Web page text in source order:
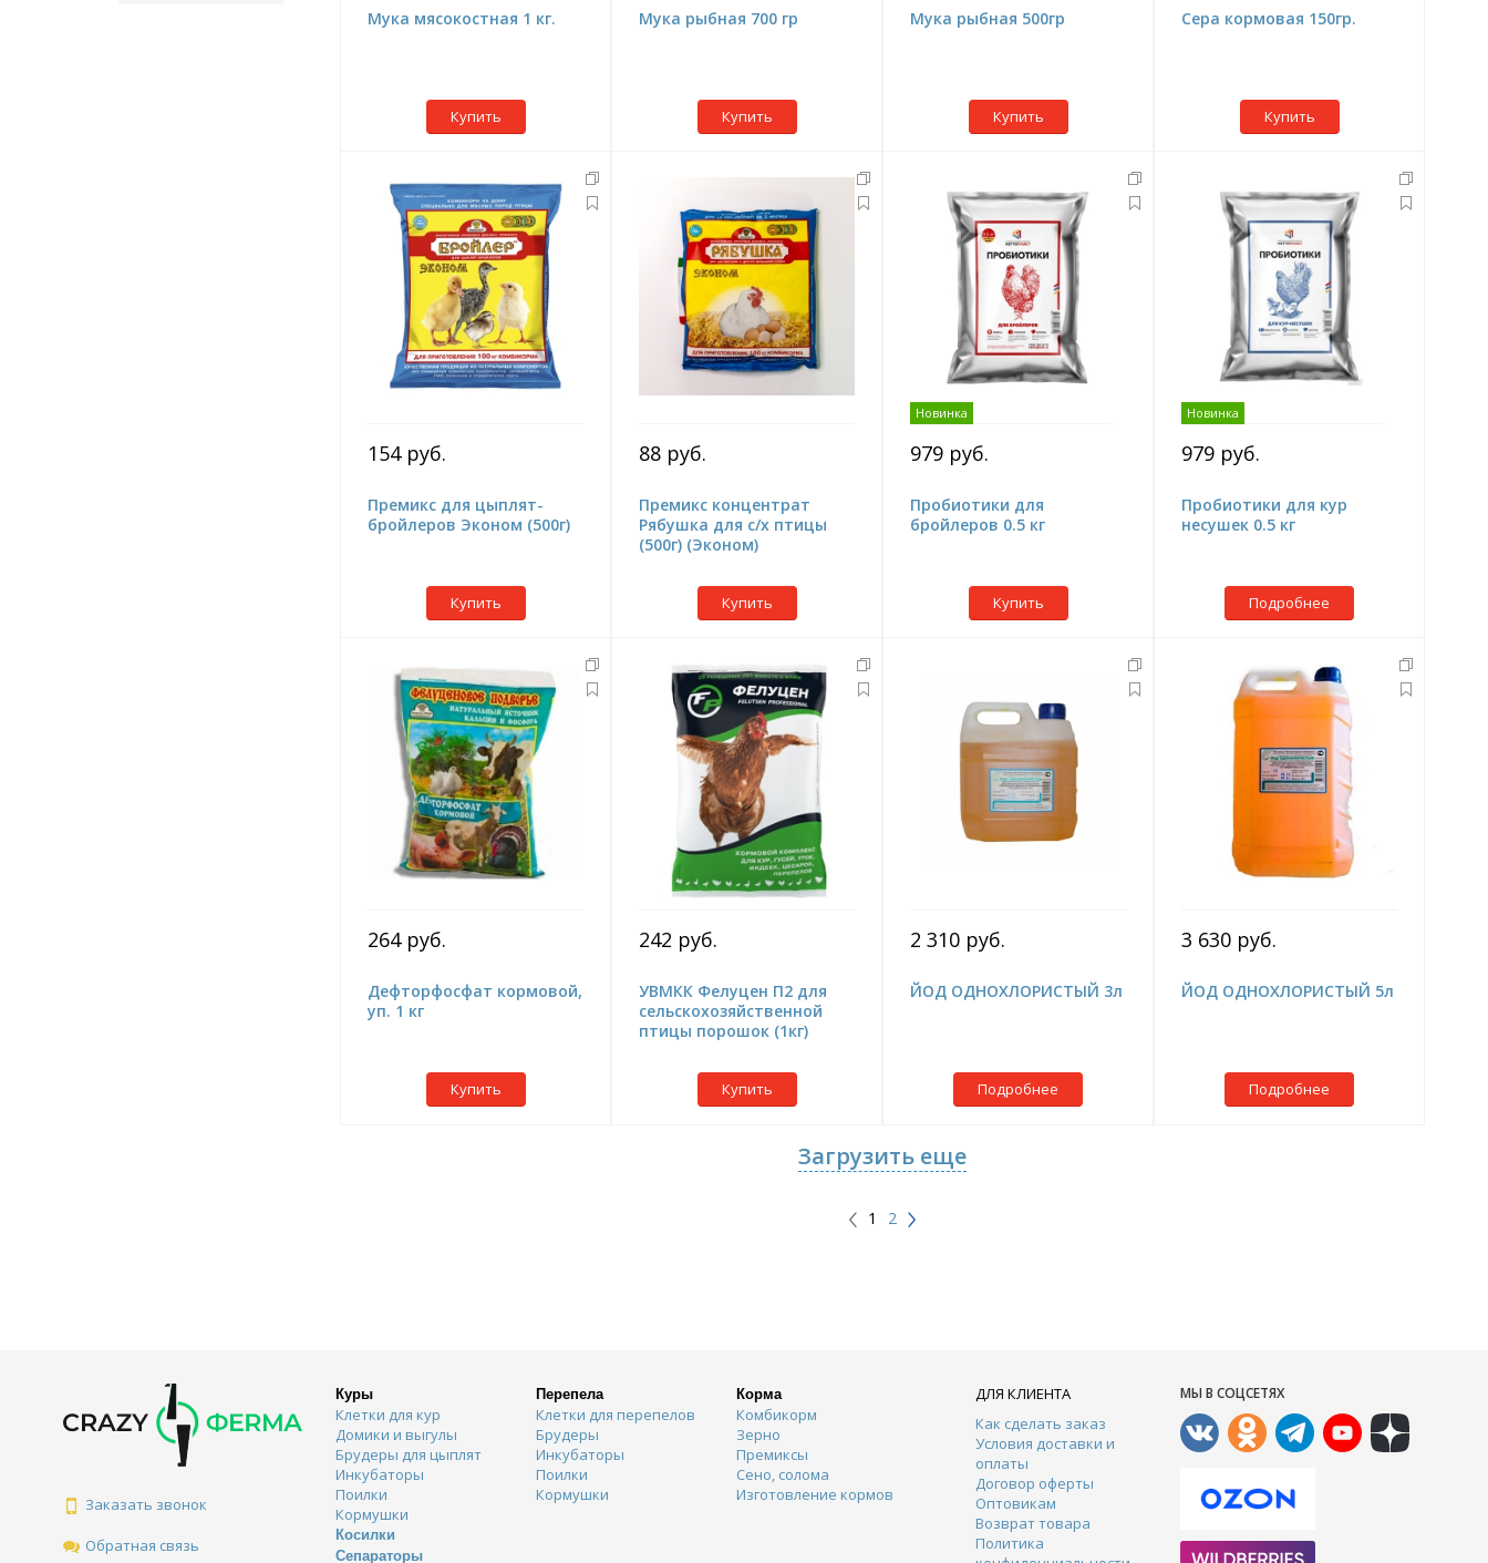
Мука мясокостная 1 кг.
Купить
Мука рыбная 700 гр
Купить
Мука рыбная 500гр
Купить
Сера кормовая 150гр.
Купить
154 руб.
Премикс для цыплят-
бройлеров Эконом (500г)
Купить
88 руб.
Премикс концентрат
Рябушка для с/х птицы
(500г) (Эконом)
Купить
Новинка
979 руб.
Пробиотики для
бройлеров 0.5 кг
Купить
Новинка
979 руб.
Пробиотики для кур
несушек 0.5 кг
Подробнее
264 руб.
Дефторфосфат кормовой,
уп. 1 кг
Купить
242 руб.
УВМКК Фелуцен П2 для
сельскохозяйственной
птицы порошок (1кг)
Купить
2 310 руб.
ЙОД ОДНОХЛОРИСТЫЙ 3л
Подробнее
3 630 руб.
ЙОД ОДНОХЛОРИСТЫЙ 5л
Подробнее
Загрузить еще
1 2
Заказать звонок
Обратная связь
Куры
Клетки для кур
Домики и выгулы
Брудеры для цыплят
Инкубаторы
Поилки
Кормушки
Косилки
Сепараторы
Перепела
Клетки для перепелов
Брудеры
Инкубаторы
Поилки
Кормушки
Корма
Комбикорм
Зерно
Премиксы
Сено, солома
Изготовление кормов
ДЛЯ КЛИЕНТА
Как сделать заказ
Условия доставки и
оплаты
Договор оферты
Оптовикам
Возврат товара
Политика
МЫ В СОЦСЕТЯХ